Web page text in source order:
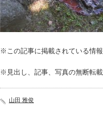
※この記事に掲載されている情
※見出し、記事、写真の無断転載
山田 雅俊